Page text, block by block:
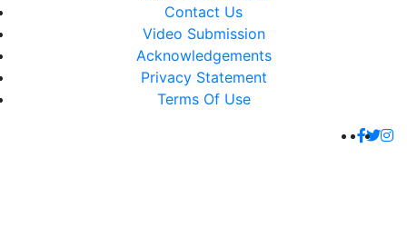
Contact Us
Video Submission
Acknowledgements
Privacy Statement
Terms Of Use